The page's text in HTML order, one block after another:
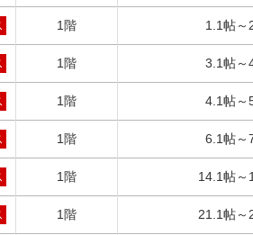
1階 1.1帖～
1階 3.1帖～
1階 4.1帖～
1階 6.1帖～
1階 14.1帖～
1階 21.1帖～